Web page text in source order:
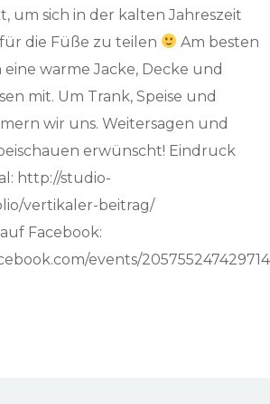
um sich in der kalten Jahreszeit
die Füße zu teilen
Am besten
warme Jacke, Decke und
mit. Um Trank, Speise und
wir uns. Weitersagen und
erwünscht! Eindruck
http://studio-
vertikaler-beitrag/
Facebook:
events/